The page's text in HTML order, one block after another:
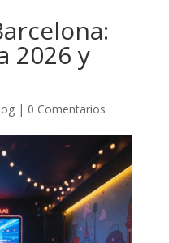
2026 y
| 0 Comentarios